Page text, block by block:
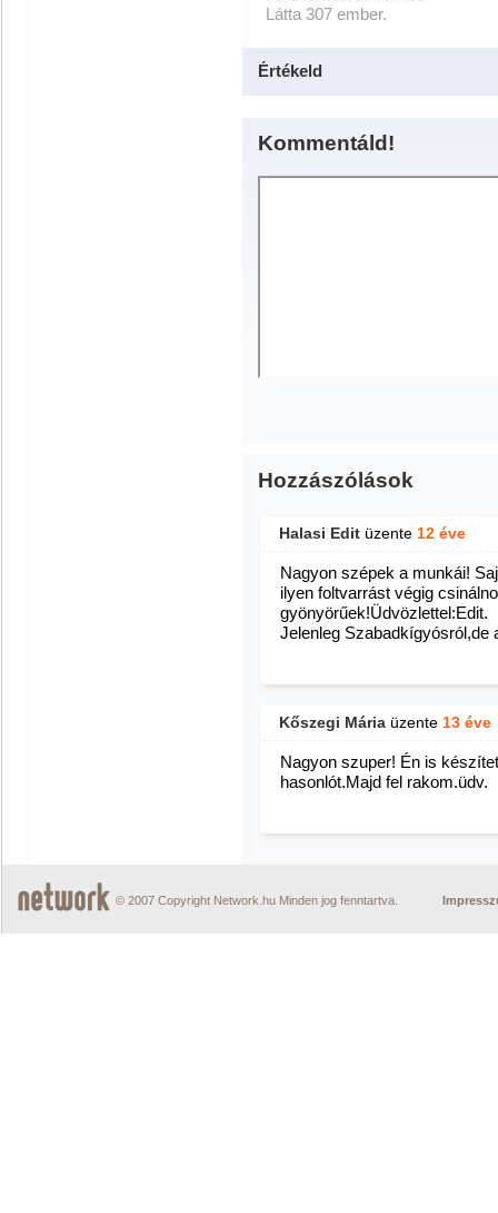
Látta 307 ember.
Értékeld
Kommentáld!
Hozzászólások
Halasi Edit üzente 12 éve
Nagyon szépek a munkái!
ilyen foltvarrást végig
gyönyörűek!Üdvözlettel:Edit.
Jelenleg Szabadkígyósról,de
Kőszegi Mária üzente 13 éve
Nagyon szuper! Én is
hasonlót.Majd fel rakom.üdv.
© 2007 Copyright Network.hu Minden jog fenntartva.